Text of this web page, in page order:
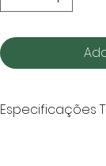
Especificações